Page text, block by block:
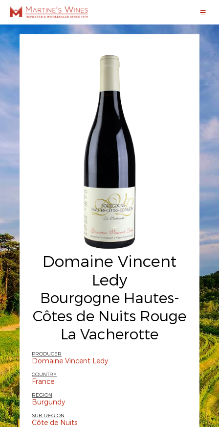
Domaine Vincent
Ledy
Bourgogne Hautes-
Côtes de Nuits Rouge
La Vacherotte
PRODUCER
Domaine Vincent Ledy
COUNTRY
France
REGION
Burgundy
SUB-REGION
Côte de Nuits